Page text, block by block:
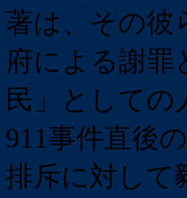
著は、その彼
府による謝罪
民」として
911事件直後
排斥に対して